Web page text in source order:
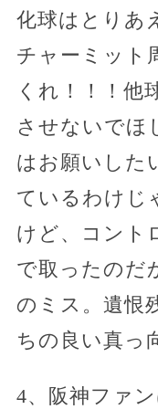
化球はとりあ
チャーミット
くれ！！！他
させないでほ
はお願いした
ているわけじ
けど、コント
で取ったのだ
のミス。遺恨
ちの良い真っ
4、阪神ファ